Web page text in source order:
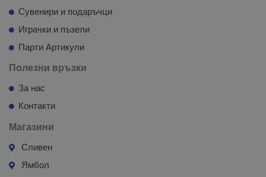
Сувенири и подаръчци
Играчки и пъзели
Парти Артикули
Полезни връзки
За нас
Контакти
Магазини
Сливен
Ямбол